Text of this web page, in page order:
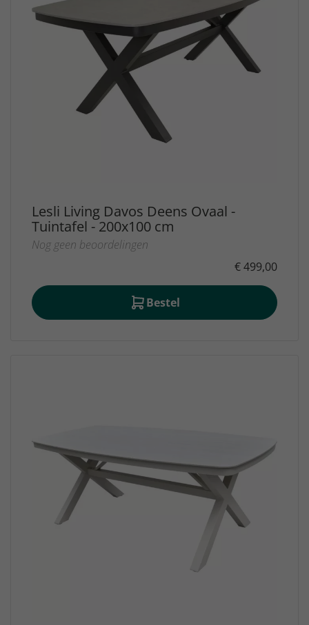
Lesli Living Davos Deens Ovaal -
Tuintafel - 200x100 cm
Nog geen beoordelingen
€ 499,00
Bestel